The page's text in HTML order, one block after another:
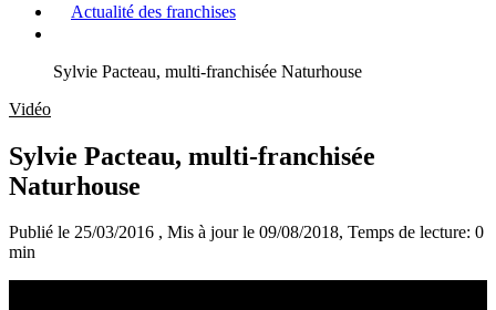
Actualité des franchises
Sylvie Pacteau, multi-franchisée Naturhouse
Vidéo
Sylvie Pacteau, multi-franchisée
Naturhouse
Publié le 25/03/2016 , Mis à jour le 09/08/2018, Temps de lecture: 0
min